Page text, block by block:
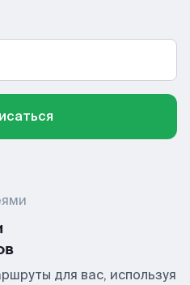
для вас, используя